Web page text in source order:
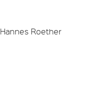
Hannes Roether